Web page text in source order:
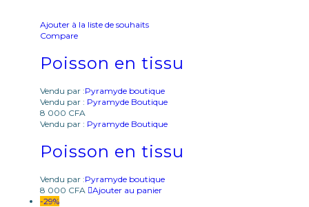
Ajouter à la liste de souhaits
Compare
Poisson en tissu
Vendu par :Pyramyde boutique
Vendu par : Pyramyde Boutique
8 000 CFA
Vendu par : Pyramyde Boutique
Poisson en tissu
Vendu par :Pyramyde boutique
8 000 CFA
Ajouter au panier
-29%